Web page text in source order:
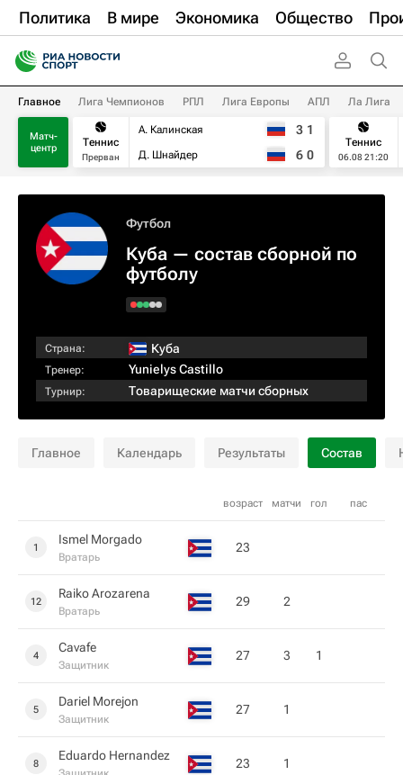
Политика В мире Экономика Общество
Главное Лига Чемпионов РПЛ Лига Европы АПЛ Ла Лига
Матч-
центр
Теннис
Прерван
А. Калинская
Д. Шнайдер
3 1
6 0
Теннис
06.08 21:20
Футбол
Куба — состав сборной по
футболу
Страна: Куба
Тренер: Yunielys Castillo
Турнир: Товарищеские матчи сборных
Главное Календарь Результаты Состав
возраст матчи гол пас
1
Ismel Morgado
Вратарь
23
12
Raiko Arozarena
Вратарь
29 2
4
Cavafe
Защитник
27 3 1
5
Dariel Morejon
Защитник
27 1
8
Eduardo Hernandez
23 1